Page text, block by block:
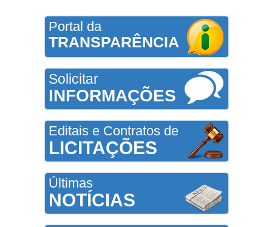
Portal da
TRANSPARÊNCIA
Solicitar
INFORMAÇÕES
Editais e Contratos de
LICITAÇÕES
Últimas
NOTÍCIAS